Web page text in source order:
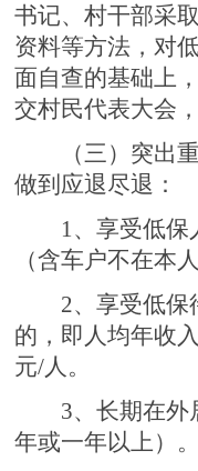
书记、村干部采
资料等方法，对
面自查的基础上
交村民代表大会
（三） 突出
做到应退尽退：
1、享受低
（含车户不在本
2、享受低保
的，即人均年收
元/人。
3、长期在外
年或一年以上）。